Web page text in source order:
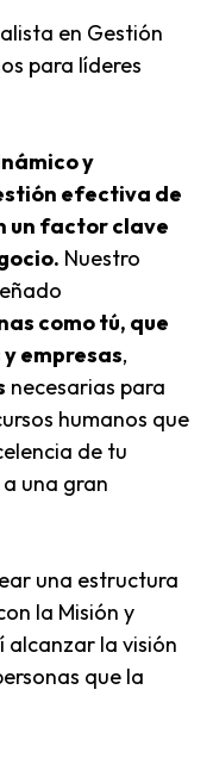
en Gestión
para líderes
y
efectiva de
un factor clave
Nuestro
como tú, que
empresas,
necesarias para
humanos que
de tu
una gran
una estructura
la Misión y
alcanzar la visión
que la